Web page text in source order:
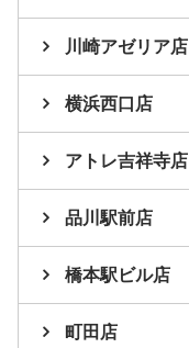
川崎アゼリア店
横浜西口店
アトレ吉祥寺店
品川駅前店
橋本駅ビル店
町田店